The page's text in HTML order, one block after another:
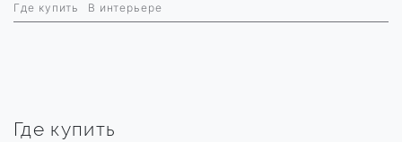
Где купить В интерьере
Где купить